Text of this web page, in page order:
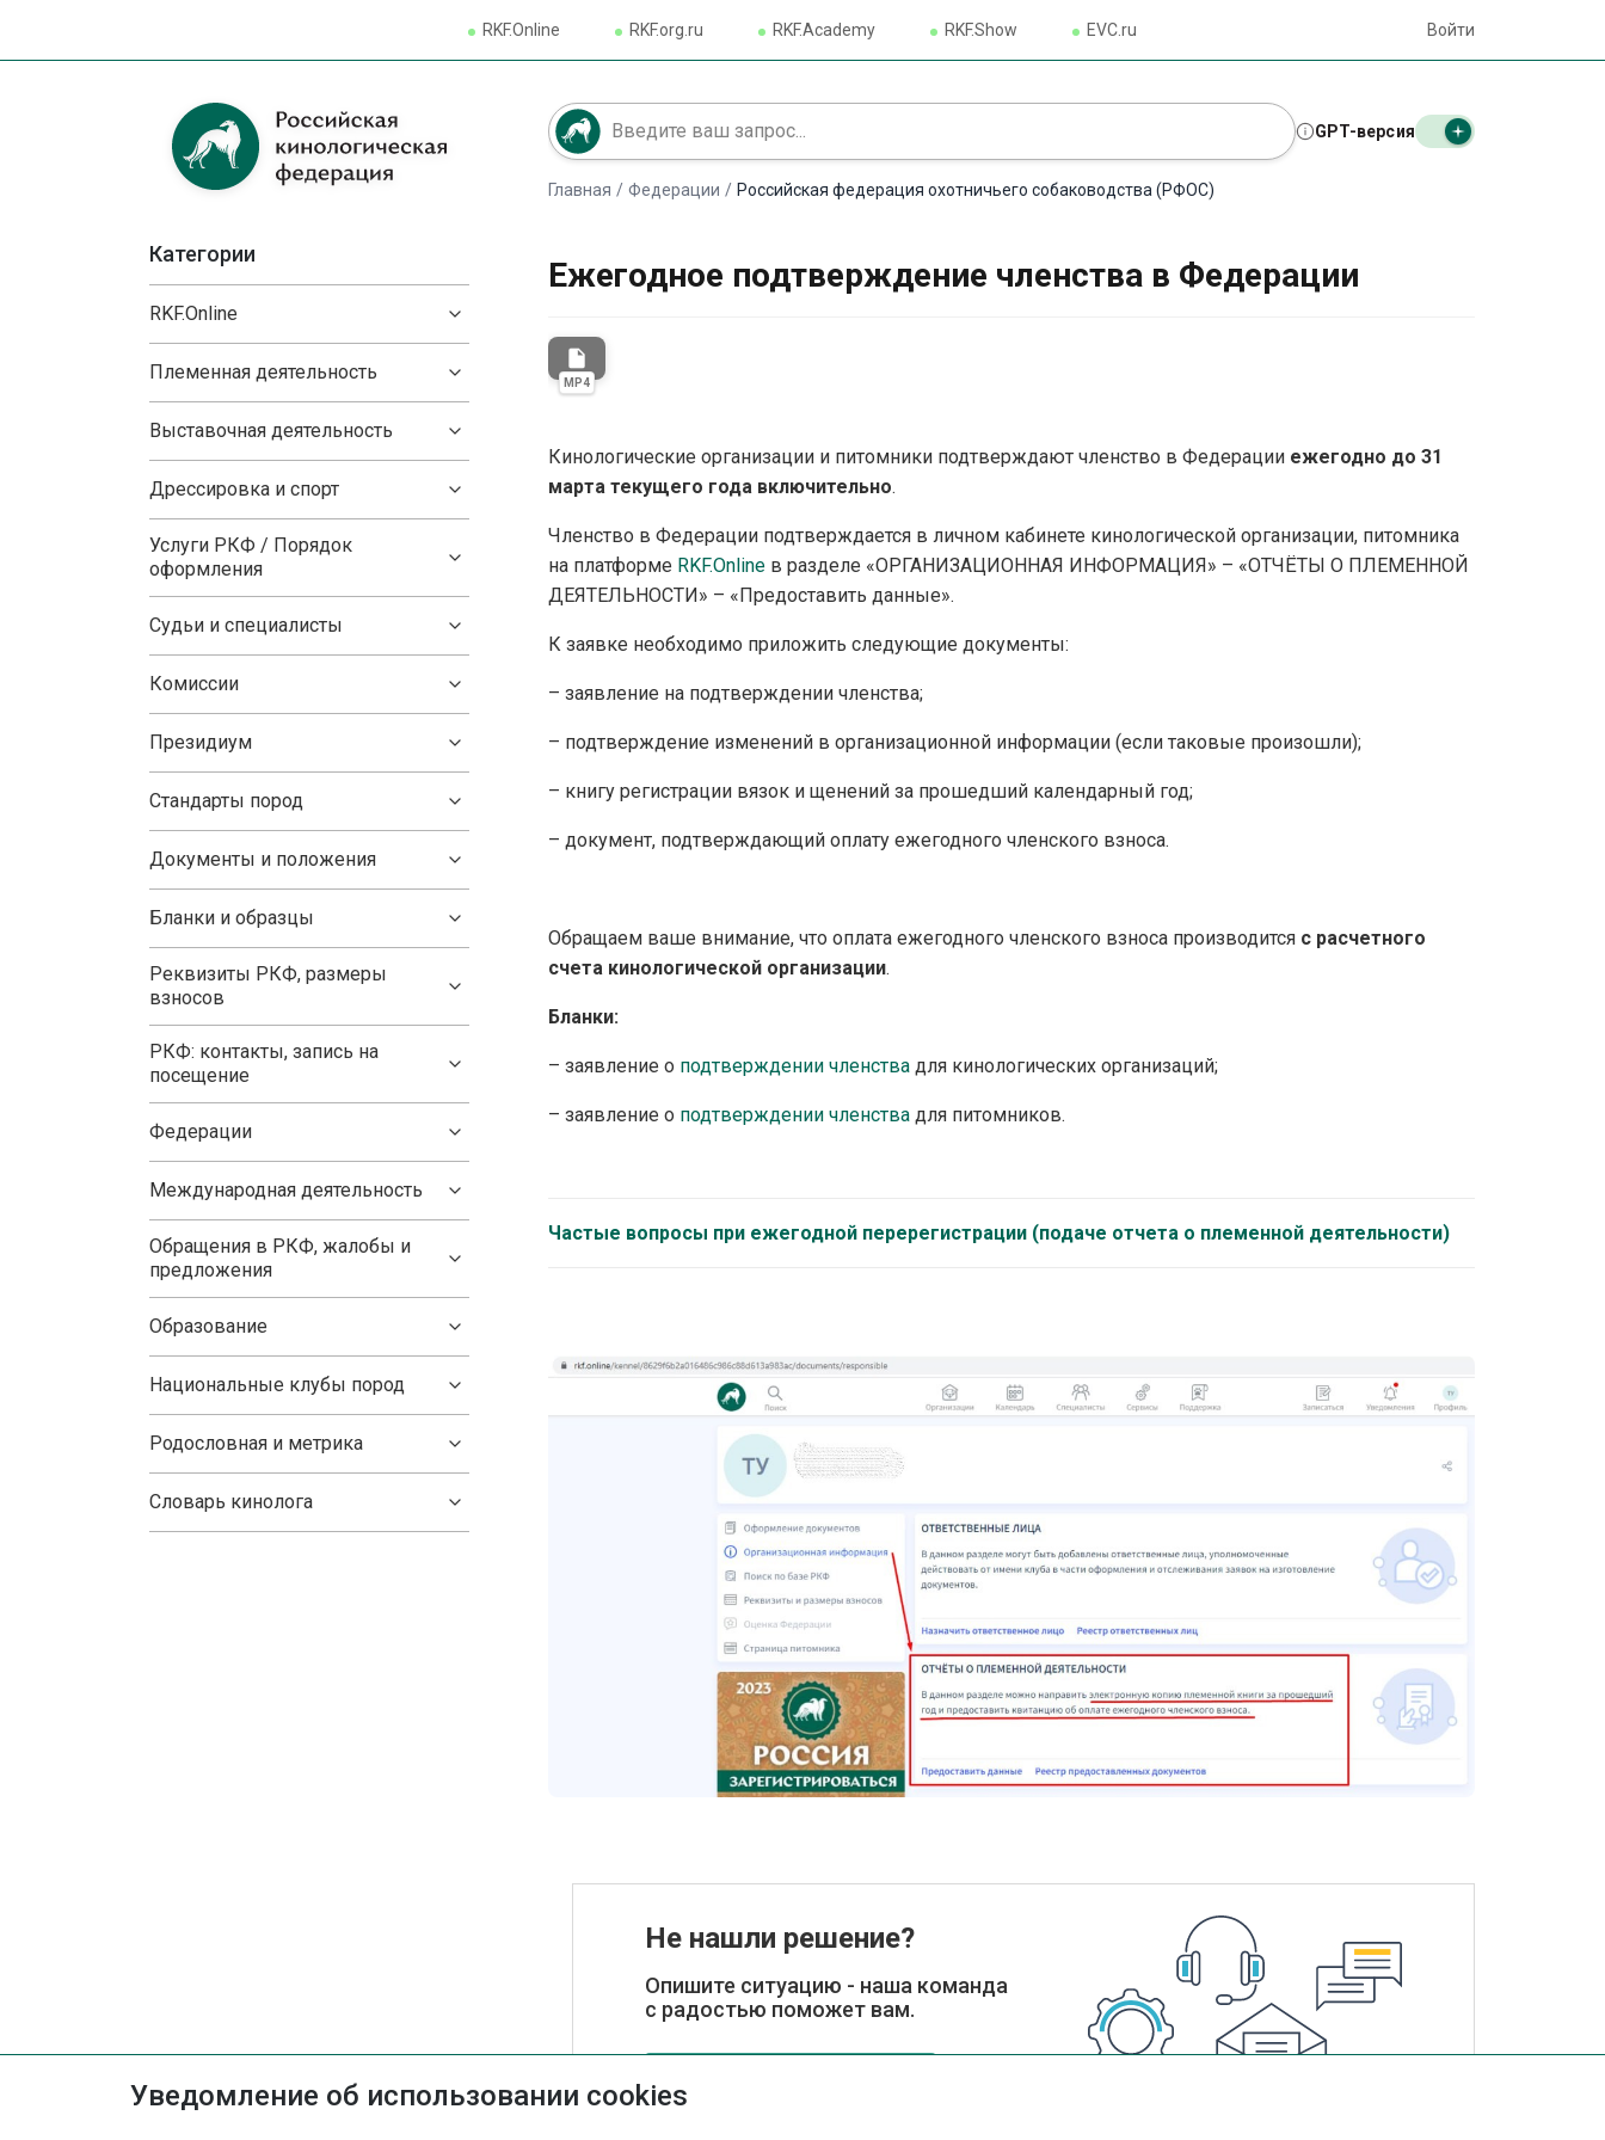
RKF.Online RKF.org.ru RKF.Academy RKF.Show EVC.ru Войти
Категории
RKF.Online
Племенная деятельность
Выставочная деятельность
Дрессировка и спорт
Услуги РКФ / Порядок
оформления
Судьи и специалисты
Комиссии
Президиум
Стандарты пород
Документы и положения
Бланки и образцы
Реквизиты РКФ, размеры
взносов
РКФ: контакты, запись на
посещение
Федерации
Международная деятельность
Обращения в РКФ, жалобы и
предложения
Образование
Национальные клубы пород
Родословная и метрика
Словарь кинолога
GPT-версия
Главная / Федерации / Российская федерация охотничьего собаководства (РФОС)
Ежегодное подтверждение членства в Федерации
insert_drive_file
MP4
Кинологические организации и питомники подтверждают членство в Федерации ежегодно до 31
марта текущего года включительно.
Членство в Федерации подтверждается в личном кабинете кинологической организации, питомника
на платформе RKF.Online в разделе «ОРГАНИЗАЦИОННАЯ ИНФОРМАЦИЯ» – «ОТЧЁТЫ О ПЛЕМЕННОЙ
ДЕЯТЕЛЬНОСТИ» – «Предоставить данные».
К заявке необходимо приложить следующие документы:
– заявление на подтверждении членства;
– подтверждение изменений в организационной информации (если таковые произошли);
– книгу регистрации вязок и щенений за прошедший календарный год;
– документ, подтверждающий оплату ежегодного членского взноса.
Обращаем ваше внимание, что оплата ежегодного членского взноса производится с расчетного
счета кинологической организации.
Бланки:
– заявление о подтверждении членства для кинологических организаций;
– заявление о подтверждении членства для питомников.
Частые вопросы при ежегодной перерегистрации (подаче отчета о племенной деятельности)
Не нашли решение?
Опишите ситуацию - наша команда
с радостью поможет вам.
Уведомление об использовании cookies